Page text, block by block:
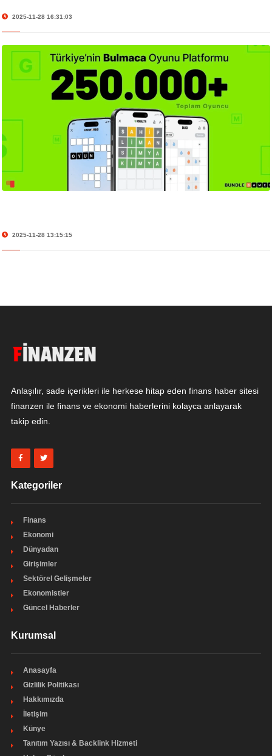
2025-11-28 16:31:03
2025-11-28 13:15:15
Anlaşılır, sade içerikleri ile herkese hitap eden finans haber sitesi
finanzen ile finans ve ekonomi haberlerini kolayca anlayarak
takip edin.
Kategoriler
Finans
Ekonomi
Dünyadan
Girişimler
Sektörel Gelişmeler
Ekonomistler
Güncel Haberler
Kurumsal
Anasayfa
Gizlilik Politikası
Hakkımızda
İletişim
Künye
Tanıtım Yazısı & Backlink Hizmeti